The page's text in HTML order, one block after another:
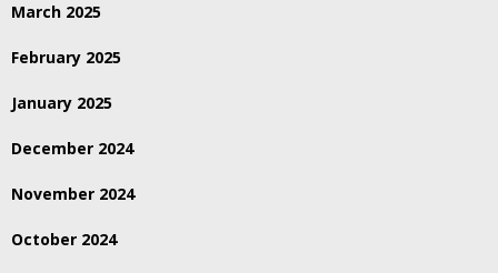
March 2025
February 2025
January 2025
December 2024
November 2024
October 2024